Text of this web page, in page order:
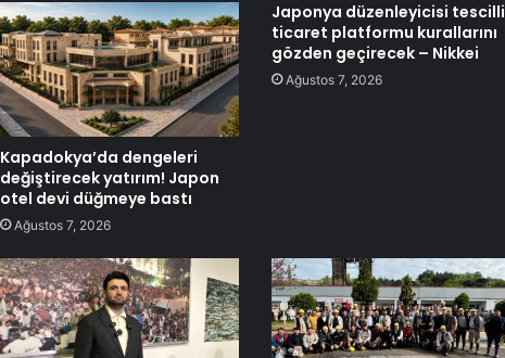
Kapadokya’da dengeleri
değiştirecek yatırım! Japon
otel devi düğmeye bastı
Ağustos 7, 2026
Japonya düzenleyicisi tescilli
ticaret platformu kurallarını
gözden geçirecek – Nikkei
Ağustos 7, 2026